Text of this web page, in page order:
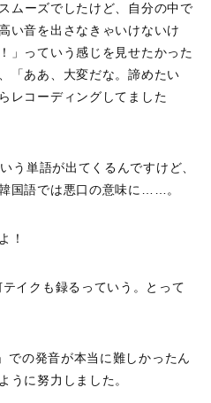
ムーズでしたけど、自分の中で
い音を出さなきゃいけないけ
」っていう感じを見せたかった
「ああ、大変だな。諦めたい
コーディングしてました
う単語が出てくるんですけど、
国語では悪口の意味に……。
！
イクも録るっていう。とって
の発音が本当に難しかったん
うに努力しました。